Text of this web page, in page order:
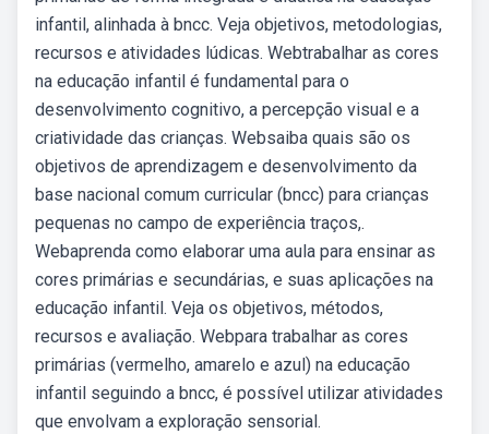
infantil, alinhada à bncc. Veja objetivos, metodologias,
recursos e atividades lúdicas. Webtrabalhar as cores
na educação infantil é fundamental para o
desenvolvimento cognitivo, a percepção visual e a
criatividade das crianças. Websaiba quais são os
objetivos de aprendizagem e desenvolvimento da
base nacional comum curricular (bncc) para crianças
pequenas no campo de experiência traços,.
Webaprenda como elaborar uma aula para ensinar as
cores primárias e secundárias, e suas aplicações na
educação infantil. Veja os objetivos, métodos,
recursos e avaliação. Webpara trabalhar as cores
primárias (vermelho, amarelo e azul) na educação
infantil seguindo a bncc, é possível utilizar atividades
que envolvam a exploração sensorial.